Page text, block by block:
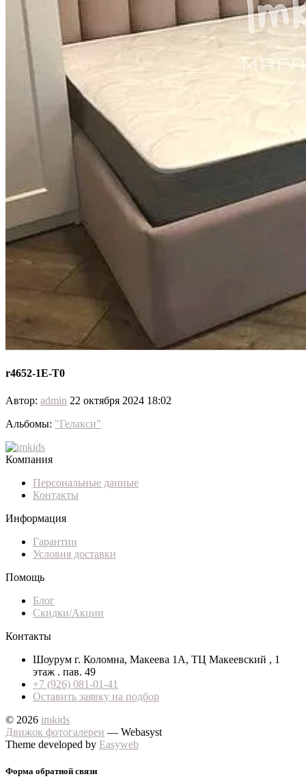
r4652-1E-T0
Автор: admin 22 октября 2024 18:02
Альбомы: "Гелакси"
Компания
Персональные данные
Контакты
Информация
Гарантии
Условия доставки
Помощь
Блог
Скидки/Акции
Контакты
Шоурум г. Коломна, Макеева 1А, ТЦ Макеевский , 1
этаж . пав. 49
+7 (926) 081-01-41
Оставить заявку на подбор
© 2026 imkids
Движок фотогалереи — Webasyst
Theme developed by Easyweb
Форма обратной связи